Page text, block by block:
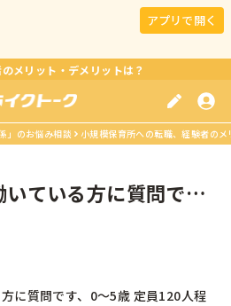
アプリで開く
メリット・デメリットは？
」のお悩み相談 小規模保育所への転職、経験者の
ている方に質問で
に質問です、0〜5歳 定員120人程